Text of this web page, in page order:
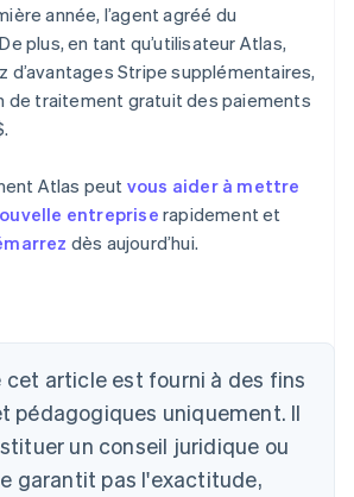
année, l’agent agréé du
plus, en tant qu’utilisateur Atlas,
d’avantages Stripe supplémentaires,
de traitement gratuit des paiements
Atlas peut vous aider à mettre
entreprise rapidement et
dès aujourd’hui.
cet article est fourni à des fins
pédagogiques uniquement. Il
un conseil juridique ou
garantit pas l'exactitude,